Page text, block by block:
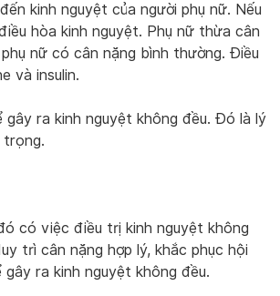
kinh nguyệt của người phụ nữ. Nếu
hòa kinh nguyệt. Phụ nữ thừa cân
nữ có cân nặng bình thường. Điều
và insulin.
ra kinh nguyệt không đều. Đó là lý
trọng.
có việc điều trị kinh nguyệt không
trì cân nặng hợp lý, khắc phục hội
ra kinh nguyệt không đều.